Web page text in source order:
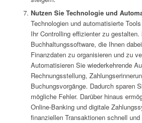
Nutzen Sie Technologie und
Technologien und automatisierte
Ihr Controlling effizienter zu gestalten.
Buchhaltungssoftware, die Ihnen
Finanzdaten zu organisieren und zu
Automatisieren Sie wiederkehrende
Rechnungsstellung,
Buchungsvorgänge. Dadurch sparen
mögliche Fehler. Darüber hinaus
Online-Banking und digitale
finanziellen Transaktionen schnell